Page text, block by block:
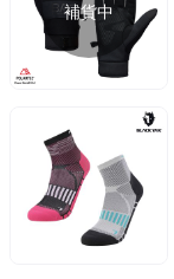
補貨中